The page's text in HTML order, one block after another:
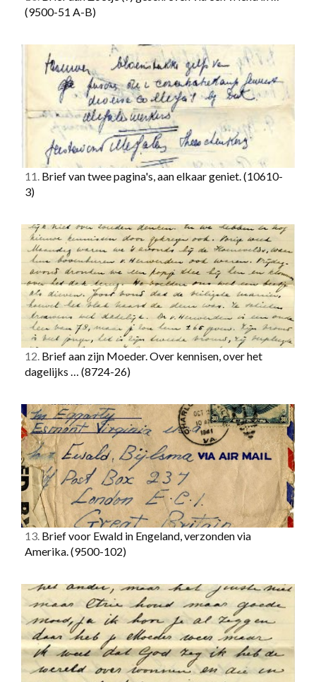
(9500-51 A-B)
11. Brief van twee pagina's, aan elkaar geniet.(10610-
3)
12. Brief aan zijn Moeder. Over kennisen, over het
dagelijks … (8724-26)
13. Brief voor Ewald in Engeland, verzonden via
Amerika.(9500-102)